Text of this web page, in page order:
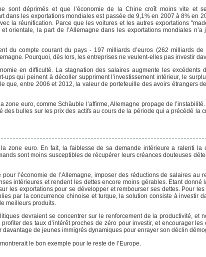
sont déprimés et que l’économie de la Chine croît moins vite et
dans les exportations mondiales est passée de 9,1% en 2007 à 8% en
la réunification. Parce que les voitures et les autres exportations
orientale, la part de l’Allemagne dans les exportations mondiales
du compte courant du pays - 197 milliards d’euros (262 milliards
Pourquoi, dès lors, les entreprises ne veulent-elles pas investir
en difficulté. La stagnation des salaires augmente les excédents
qui peinent à décoller suppriment l’investissement intérieur, le
que, entre 2006 et 2012, la valeur de portefeuille des avoirs étrangers
euro, comme Schäuble l’affirme, Allemagne propage de
des bulles sur les prix des actifs au cours de la période qui a précédé la
zone euro. En fait, la faiblesse de sa demande intérieure a ralenti la
sont moins susceptibles de récupérer leurs créances douteuses
l’économie de l’Allemagne, imposer des réductions de salaires au
intérieures et rendent les dettes encore moins gérables. Etant donné
les exportations pour se développer et rembourser ses dettes. Pour
par la concurrence chinoise et turque, la solution consiste à investir
meilleurs produits.
devraient se concentrer sur le renforcement de la productivité, et
des taux d’intérêt proches de zéro pour investir, et encourager
davantage de jeunes immigrés dynamiques pour enrayer son déclin
le bon exemple pour le reste de l’Europe.